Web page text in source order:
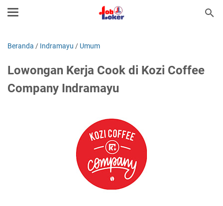
Beranda / Indramayu / Umum
Lowongan Kerja Cook di Kozi Coffee
Company Indramayu